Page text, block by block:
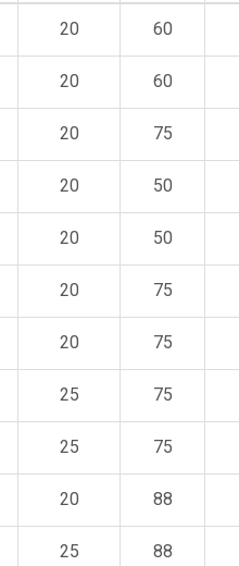
20 60
20 60
20 75
20 50
20 50
20 75
20 75
25 75
25 75
20 88
25 88